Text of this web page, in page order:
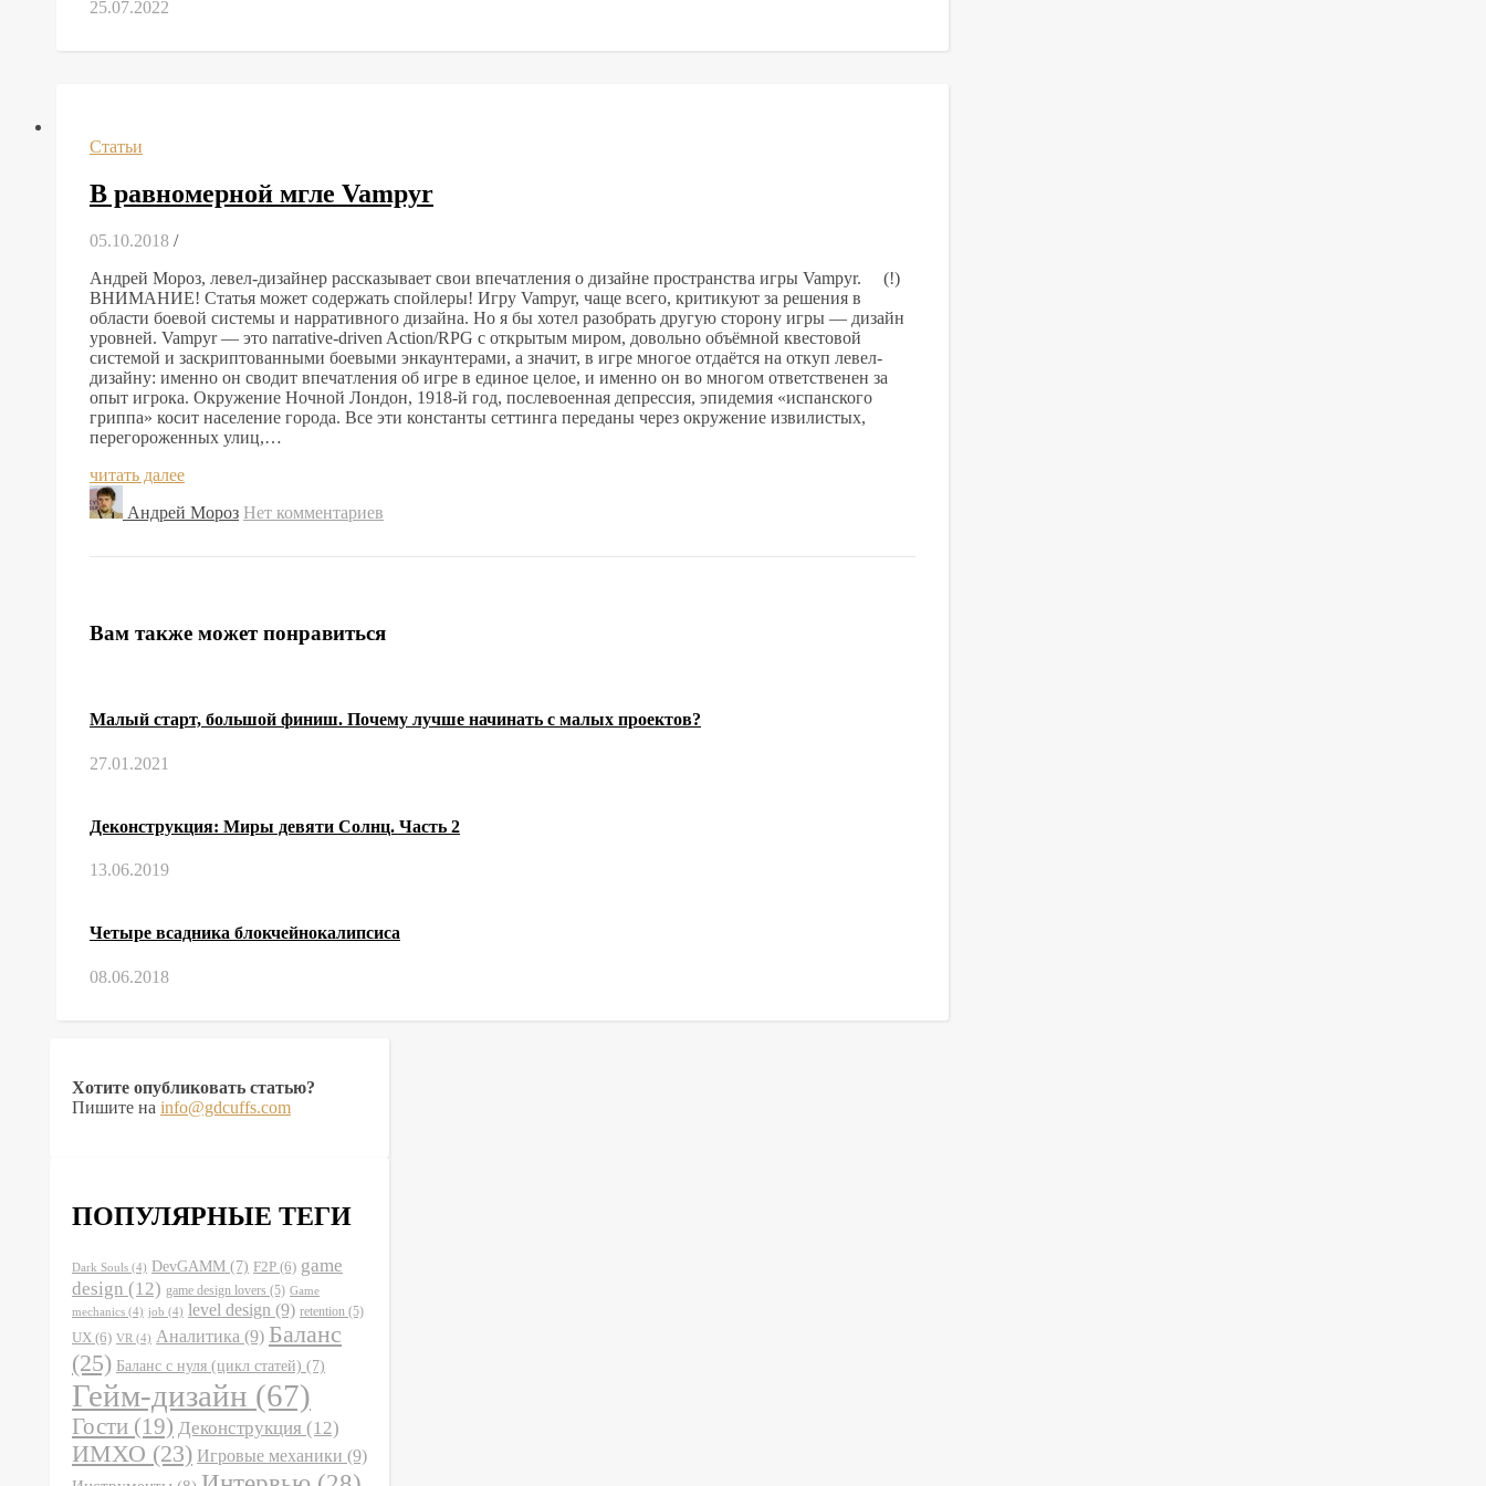
25.07.2022
Статьи
В равномерной мгле Vampyr
05.10.2018 /
Андрей Мороз, левел-дизайнер рассказывает свои впечатления о дизайне пространства игры Vampyr. (!)
ВНИМАНИЕ! Статья может содержать спойлеры! Игру Vampyr, чаще всего, критикуют за решения в
области боевой системы и нарративного дизайна. Но я бы хотел разобрать другую сторону игры — дизайн
уровней. Vampyr — это narrative-driven Action/RPG с открытым миром, довольно объёмной квестовой
системой и заскриптованными боевыми энкаунтерами, а значит, в игре многое отдаётся на откуп левел-
дизайну: именно он сводит впечатления об игре в единое целое, и именно он во многом ответственен за
опыт игрока. Окружение Ночной Лондон, 1918-й год, послевоенная депрессия, эпидемия «испанского
гриппа» косит население города. Все эти константы сеттинга переданы через окружение извилистых,
перегороженных улиц,…
читать далее
Андрей Мороз Нет комментариев
Вам также может понравиться
Малый старт, большой финиш. Почему лучше начинать с малых проектов?
27.01.2021
Деконструкция: Миры девяти Солнц. Часть 2
13.06.2019
Четыре всадника блокчейнокалипсиса
08.06.2018
Хотите опубликовать статью?
Пишите на info@gdcuffs.com
ПОПУЛЯРНЫЕ ТЕГИ
Dark Souls (4) DevGAMM (7) F2P (6) game
design (12) game design lovers (5) Game
mechanics (4) job (4) level design (9) retention (5)
UX (6) VR (4) Аналитика (9) Баланс
(25) Баланс с нуля (цикл статей) (7)
Гейм-дизайн (67)
Гости (19) Деконструкция (12)
ИМХО (23) Игровые механики (9)